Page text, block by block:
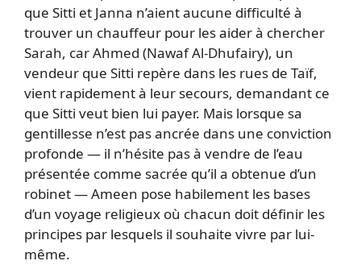
que Sitti et Janna n’aient aucune difficulté à
trouver un chauffeur pour les aider à chercher
Sarah, car Ahmed (Nawaf Al-Dhufairy), un
vendeur que Sitti repère dans les rues de Taïf,
vient rapidement à leur secours, demandant ce
que Sitti veut bien lui payer. Mais lorsque sa
gentillesse n’est pas ancrée dans une conviction
profonde — il n’hésite pas à vendre de l’eau
présentée comme sacrée qu’il a obtenue d’un
robinet — Ameen pose habilement les bases
d’un voyage religieux où chacun doit définir les
principes par lesquels il souhaite vivre par lui-
même.